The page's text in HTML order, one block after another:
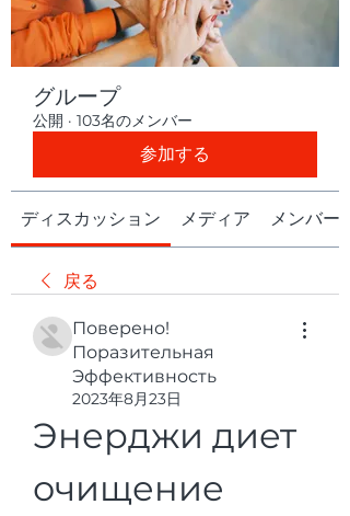
グループ
公開 · 103名のメンバー
参加する
ディスカッション メディア メンバー
戻る
Поверено!
Поразительная
Эффективность
2023年8月23日
Энерджи диет
очищение